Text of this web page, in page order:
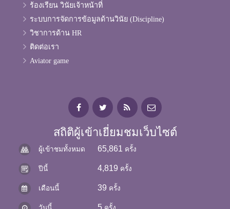
ร้องเรียน วินัยเจ้าหน้าที่
ระบบการจัดการข้อมูลด้านวินัย (Discipline)
วิชาการด้าน HR
ติดต่อเรา
Aviator game
สถิติผู้เข้าเยี่ยมชมเว็บไซต์
ผู้เข้าชมทั้งหมด 65,861 ครั้ง
ปีนี้ 4,819 ครั้ง
เดือนนี้ 39 ครั้ง